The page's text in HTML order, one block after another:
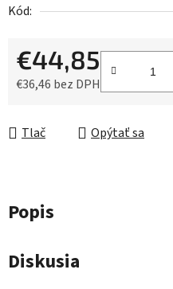
Kód:
€44,85
€36,46 bez DPH
Tlač Opýtať sa
Popis
Diskusia